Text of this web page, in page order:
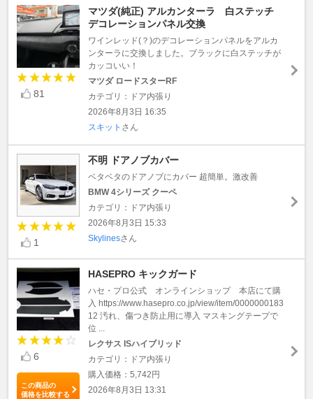
81
マツダ(純正) アルカンターラ 白ステッチ
デコレーションパネル交換
ワインレッド(？)のデコレーションパネルをアルカ
ンターラに交換しました。ブラックに白ステッチが
カッコいい！
マツダ ロードスターRF
カテゴリ：ドア内張り
2026年8月3日 16:35
スキット さん
1
不明 ドアノブカバー
ベタベタのドアノブにカバー 超簡単。激改善
BMW 4シリーズ クーペ
カテゴリ：ドア内張り
2026年8月3日 15:33
Skylinesさん
6
この商品の
価格を比較する
HASEPRO キックガード
ハセ・プロ公式 オンラインショップ 本店にて購
入 https://www.hasepro.co.jp/view/item/0000000183
12 汚れ、傷つき防止用に導入 マスキングテープで
位 ...
レクサス ISハイブリッド
カテゴリ：ドア内張り
購入価格：5,742円
2026年8月3日 13:31